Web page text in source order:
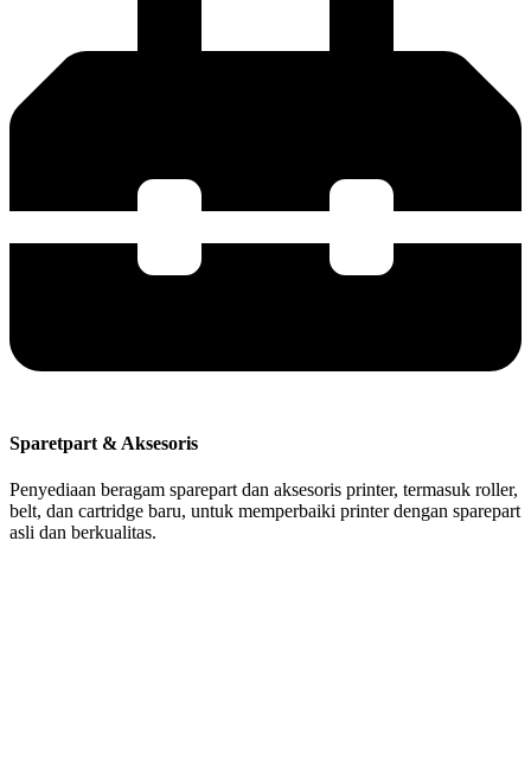
Sparetpart & Aksesoris
Penyediaan beragam sparepart dan aksesoris printer, termasuk roller,
belt, dan cartridge baru, untuk memperbaiki printer dengan sparepart
asli dan berkualitas.